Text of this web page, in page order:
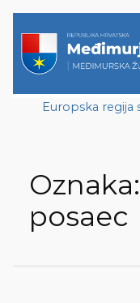
Europska regija
Oznaka:
posaec